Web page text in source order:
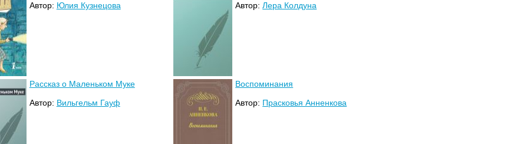
Автор: Юлия Кузнецова
Автор:Лера Колдуна
Рассказ о Маленьком Муке
Автор: Вильгельм Гауф
Воспоминания
Автор: Прасковья Анненкова